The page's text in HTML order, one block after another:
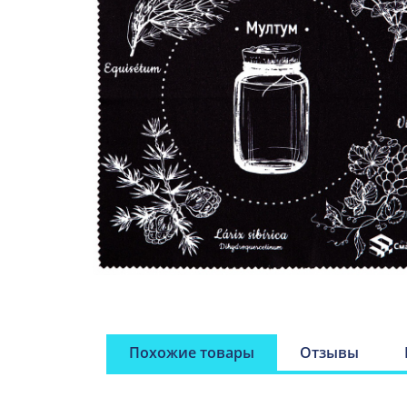
Похожие товары Отзывы